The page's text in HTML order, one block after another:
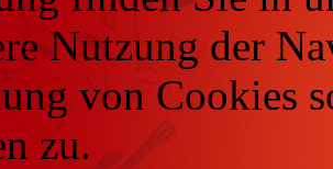
Nutzung der
von Cookies
zu.